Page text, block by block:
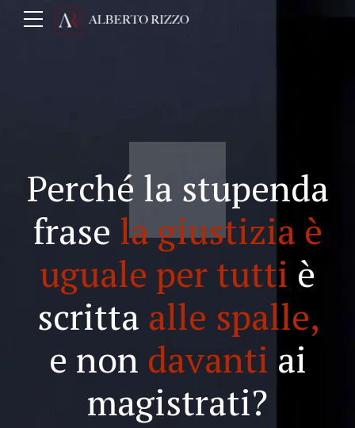
Perché la stupenda
frase la giustizia è
uguale per tutti è
scritta alle spalle,
e non davanti ai
magistrati?